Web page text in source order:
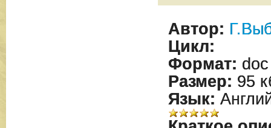
Автор:
Цикл:
Формат: doc
Размер: 95
Язык: